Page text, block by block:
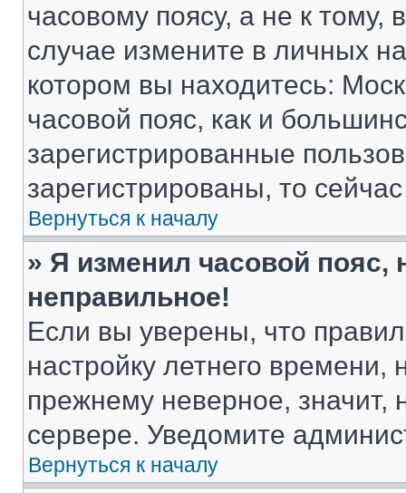
часовому поясу, а не к тому,
случае измените в личных
котором вы находитесь:
часовой пояс, как и
зарегистрированные
зарегистрированы, то
Вернуться к началу
» Я изменил часовой пояс,
неправильное!
Если вы уверены, что
настройку летнего
прежнему неверное, значит,
сервере. Уведомите
Вернуться к началу